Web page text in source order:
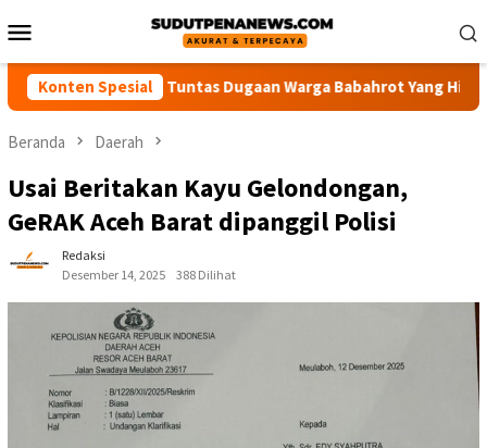
ke
Mobile
Konten Spesial
Polisi Usut Tuntas Dugaan Warga Babahrot Yang Hilang
Beranda Daerah
Usai Beritakan Kayu Gelondongan,
GeRAK Aceh Barat dipanggil Polisi
Redaksi
Desember 14, 2025
388 Dilihat